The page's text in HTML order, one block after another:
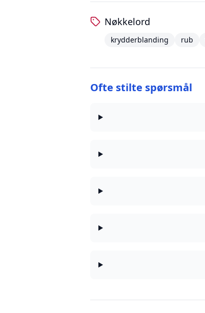
Nøkkelord
krydderblanding rub
Ofte stilte spørsmål